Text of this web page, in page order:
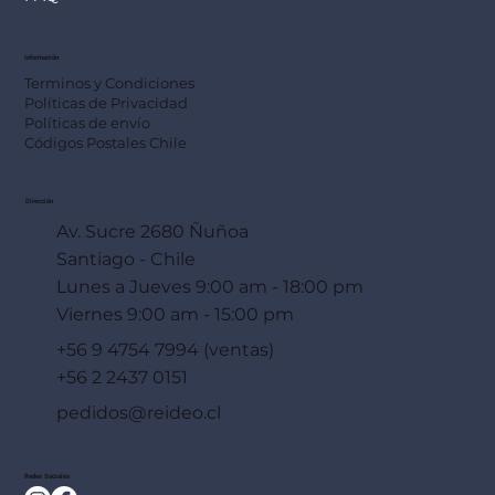
Información
Terminos y Condiciones
Políticas de Privacidad
Políticas de envío
Códigos Postales Chile
Dirección
Av. Sucre 2680 Ñuñoa
Santiago - Chile
Lunes a Jueves 9:00 am - 18:00 pm
Viernes 9:00 am - 15:00 pm
+56 9 4754 7994 (ventas)
+56 2 2437 0151
pedidos@reideo.cl
Redes Sociales